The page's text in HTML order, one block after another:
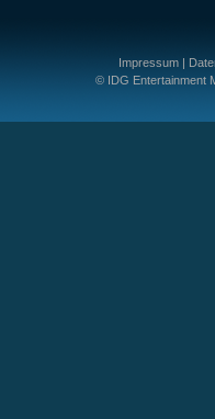
Impressum|
© IDG Entertainment